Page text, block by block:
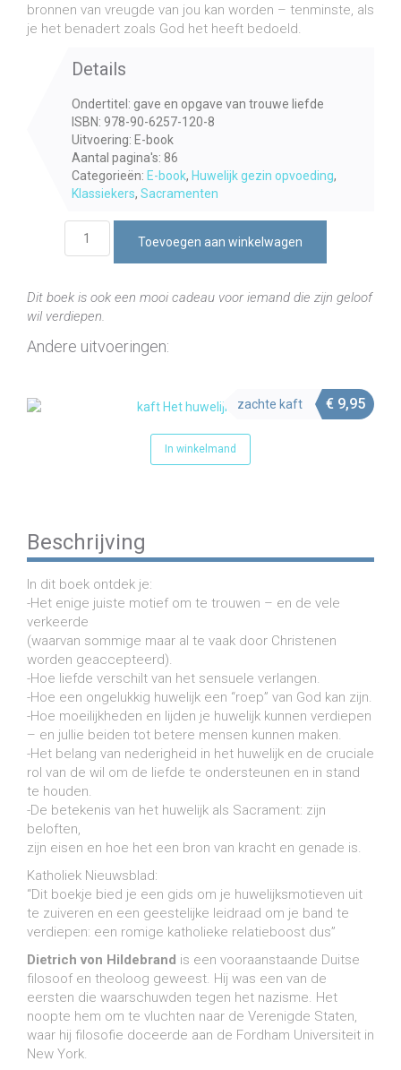
bronnen van vreugde van jou kan worden – tenminste, als
je het benadert zoals God het heeft bedoeld.
Details
Ondertitel: gave en opgave van trouwe liefde
ISBN: 978-90-6257-120-8
Uitvoering: E-book
Aantal pagina's: 86
Categorieën: E-book, Huwelijk gezin opvoeding,
Klassiekers, Sacramenten
huwelijk
aantal
Toevoegen aan winkelwagen
Dit boek is ook een mooi cadeau voor iemand die zijn geloof
wil verdiepen.
Andere uitvoeringen:
€ 9,95
zachte kaft
In winkelmand
Beschrijving
In dit boek ontdek je:
-Het enige juiste motief om te trouwen – en de vele
verkeerde
(waarvan sommige maar al te vaak door Christenen
worden geaccepteerd).
-Hoe liefde verschilt van het sensuele verlangen.
-Hoe een ongelukkig huwelijk een “roep” van God kan zijn.
-Hoe moeilijkheden en lijden je huwelijk kunnen verdiepen
– en jullie beiden tot betere mensen kunnen maken.
-Het belang van nederigheid in het huwelijk en de cruciale
rol van de wil om de liefde te ondersteunen en in stand
te houden.
-De betekenis van het huwelijk als Sacrament: zijn
beloften,
zijn eisen en hoe het een bron van kracht en genade is.
Katholiek Nieuwsblad:
“Dit boekje bied je een gids om je huwelijksmotieven uit
te zuiveren en een geestelijke leidraad om je band te
verdiepen: een romige katholieke relatieboost dus”
Dietrich von Hildebrand is een vooraanstaande Duitse
filosoof en theoloog geweest. Hij was een van de
eersten die waarschuwden tegen het nazisme. Het
noopte hem om te vluchten naar de Verenigde Staten,
waar hij filosofie doceerde aan de Fordham Universiteit in
New York.